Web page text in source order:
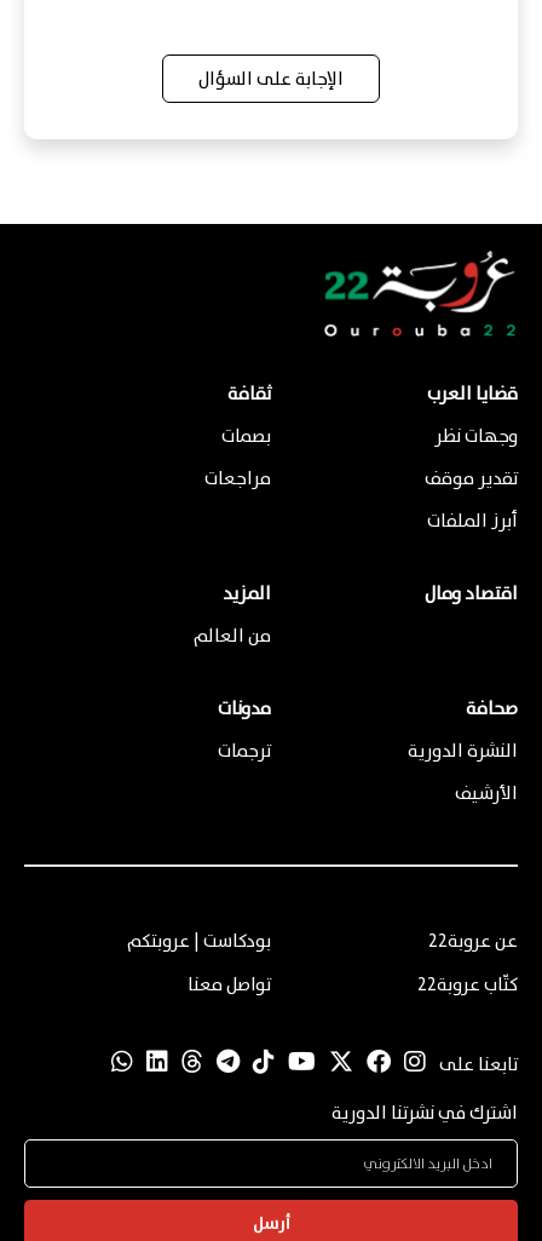
الإجابة على السؤال
قضايا العرب
وجهات نظر
تقدير موقف
أبرز الملفات
ثقافة
بصمات
مراجعات
اقتصاد ومال
المزيد
من العالم
صحافة
النشرة الدورية
الأرشيف
مدونات
ترجمات
عن عروبة22
كتّاب عروبة22
بودكاست | عروبتكم
تواصل معنا
تابعنا على
اشترك في نشرتنا الدورية
أرسل